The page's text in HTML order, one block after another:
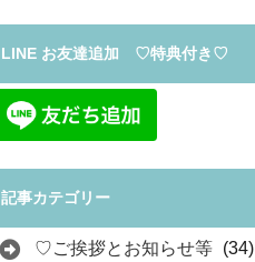
LINE お友達追加 ♡特典付き♡
記事カテゴリー
♡ご挨拶とお知らせ等 (34)